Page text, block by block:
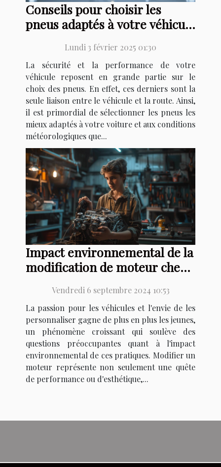
Conseils pour choisir les
pneus adaptés à votre véhicule
Lundi 3 février 2025 01:30
La sécurité et la performance de votre
véhicule reposent en grande partie sur le
choix des pneus. En effet, ces derniers sont la
seule liaison entre le véhicule et la route. Ainsi,
il est primordial de sélectionner les pneus les
mieux adaptés à votre voiture et aux conditions
météorologiques que...
Impact environnemental de la
modification de moteur chez
Vendredi 6 septembre 2024 10:53
La passion pour les véhicules et l'envie de les
personnaliser gagne de plus en plus les jeunes,
un phénomène croissant qui soulève des
questions préoccupantes quant à l'impact
environnemental de ces pratiques. Modifier un
moteur représente non seulement une quête
de performance ou d'esthétique,...